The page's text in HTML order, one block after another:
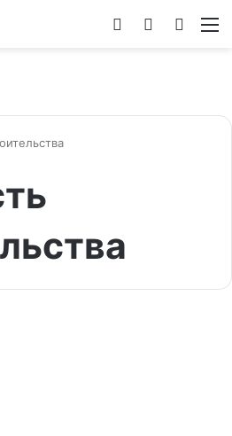
Switch
Войти